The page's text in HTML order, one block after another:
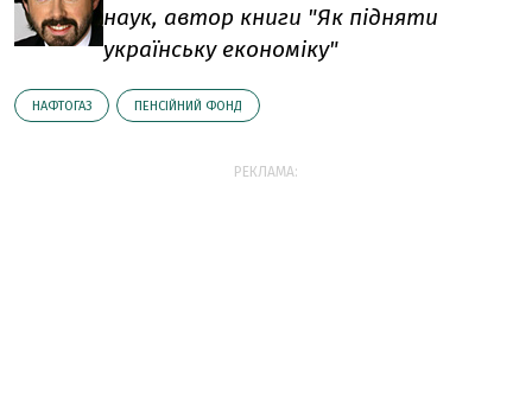
наук, автор книги "Як підняти
українську економіку"
НАФТОГАЗ ПЕНСІЙНИЙ ФОНД
РЕКЛАМА: